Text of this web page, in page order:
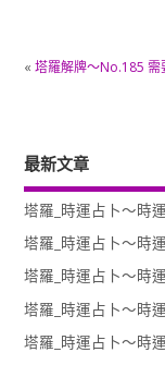
« 塔羅解牌～No.185 需
最新文章
塔羅_時運占卜～時
塔羅_時運占卜～時
塔羅_時運占卜～時
塔羅_時運占卜～時
塔羅_時運占卜～時